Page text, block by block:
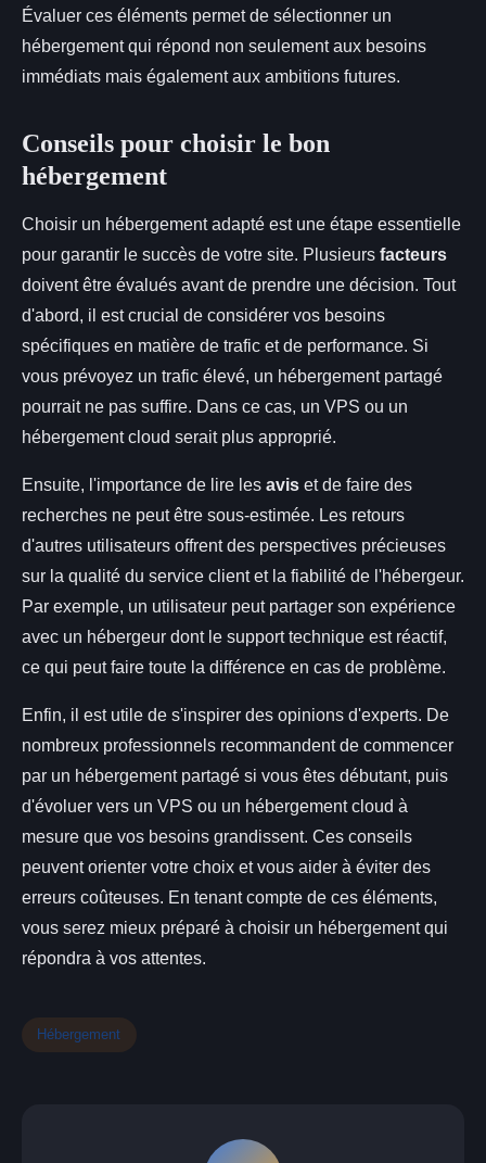
Évaluer ces éléments permet de sélectionner un
hébergement qui répond non seulement aux besoins
immédiats mais également aux ambitions futures.
Conseils pour choisir le bon
hébergement
Choisir un hébergement adapté est une étape essentielle
pour garantir le succès de votre site. Plusieurs facteurs
doivent être évalués avant de prendre une décision. Tout
d'abord, il est crucial de considérer vos besoins
spécifiques en matière de trafic et de performance. Si
vous prévoyez un trafic élevé, un hébergement partagé
pourrait ne pas suffire. Dans ce cas, un VPS ou un
hébergement cloud serait plus approprié.
Ensuite, l'importance de lire les avis et de faire des
recherches ne peut être sous-estimée. Les retours
d'autres utilisateurs offrent des perspectives précieuses
sur la qualité du service client et la fiabilité de l'hébergeur.
Par exemple, un utilisateur peut partager son expérience
avec un hébergeur dont le support technique est réactif,
ce qui peut faire toute la différence en cas de problème.
Enfin, il est utile de s'inspirer des opinions d'experts. De
nombreux professionnels recommandent de commencer
par un hébergement partagé si vous êtes débutant, puis
d'évoluer vers un VPS ou un hébergement cloud à
mesure que vos besoins grandissent. Ces conseils
peuvent orienter votre choix et vous aider à éviter des
erreurs coûteuses. En tenant compte de ces éléments,
vous serez mieux préparé à choisir un hébergement qui
répondra à vos attentes.
Hébergement